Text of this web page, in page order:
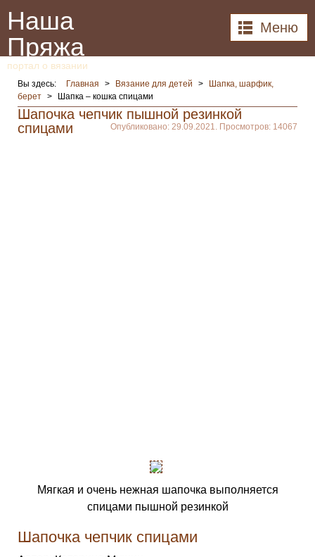
Наша
Пряжа
портал о вязании
Меню
Вы здесь: Главная > Вязание для детей >
Шапка, шарфик,
берет > Шапка – кошка спицами
Шапочка чепчик пышной резинкой
спицами
Опубликовано: 29.09.2021. Просмотров: 14067
Мягкая и очень нежная шапочка выполняется
спицами пышной резинкой
Шапочка чепчик спицами